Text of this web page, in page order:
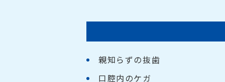
親知らずの抜歯
口腔内のケガ